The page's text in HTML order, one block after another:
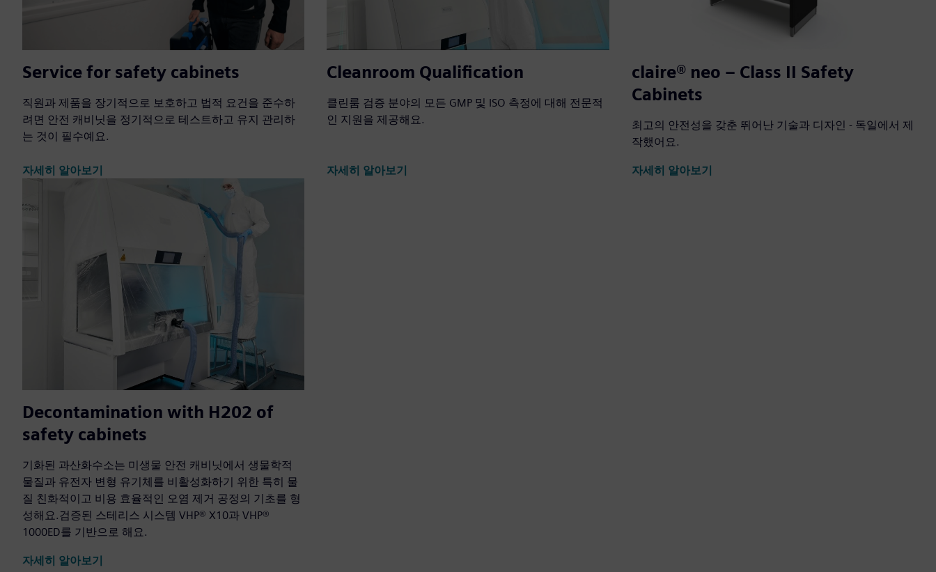
Service for safety cabinets
직원과 제품을 장기적으로 보호하고 법적 요건을 준수하
려면 안전 캐비닛을 정기적으로 테스트하고 유지 관리하
는 것이 필수예요.
자세히 알아보기
Cleanroom Qualification
클린룸 검증 분야의 모든 GMP 및 ISO 측정에 대해 전문적
인 지원을 제공해요.
자세히 알아보기
claire® neo – Class II Safety
Cabinets
최고의 안전성을 갖춘 뛰어난 기술과 디자인 - 독일에서 제
작했어요.
자세히 알아보기
Decontamination with H202 of
safety cabinets
기화된 과산화수소는 미생물 안전 캐비닛에서 생물학적
물질과 유전자 변형 유기체를 비활성화하기 위한 특히 물
질 친화적이고 비용 효율적인 오염 제거 공정의 기초를 형
성해요.검증된 스테리스 시스템 VHP® X10과 VHP®
1000ED를 기반으로 해요.
자세히 알아보기